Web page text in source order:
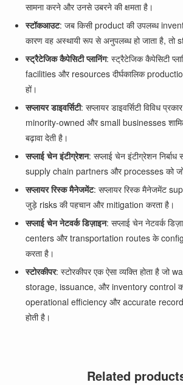
सामना करने और उनसे उबरने की क्षमता है।
स्टॉकआउट: जब किसी product की उपलब्ध
कारण वह अस्थायी रूप से अनुपलब्ध हो जाता है, तो
स्ट्रैटेजिक कैपेसिटी प्लानिंग: स्ट्रैटेजिक कैपेसिटी
facilities और resources दीर्घकालिक
हों।
सप्लायर डाइवर्सिटी: सप्लायर डाइवर्सिटी विविध
minority-owned और small businesses
बढ़ावा देती है।
सप्लाई चेन इंटीग्रेशन: सप्लाई चेन इंटीग्रेशन निर्बाध
supply chain partners और processes को
सप्लायर रिस्क मैनेजमेंट: सप्लायर रिस्क मैनेजमेंट
जुड़े risks की पहचान और mitigation करता है।
सप्लाई चेन नेटवर्क डिज़ाइन: सप्लाई चेन नेटवर्क
centers और transportation routes के
करता है।
स्टोरकीपर: स्टोरकीपर एक ऐसा व्यक्ति होता है
storage, issuance, और inventory control
operational efficiency और accurate
होती है।
Related